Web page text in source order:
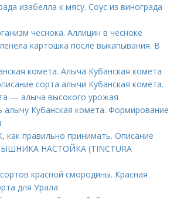
изабелла к мясу. Соус из винограда
чеснока. Аллицин в чесноке
картошка после выкапывания. В
комета. Алыча Кубанская комета
сорта алычи Кубанская комета.
— алыча высокого урожая
алычу Кубанская комета. Формирование
правильно принимать. Описание
НАСТОЙКА (TINCTURA
красной смородины. Красная
для Урала